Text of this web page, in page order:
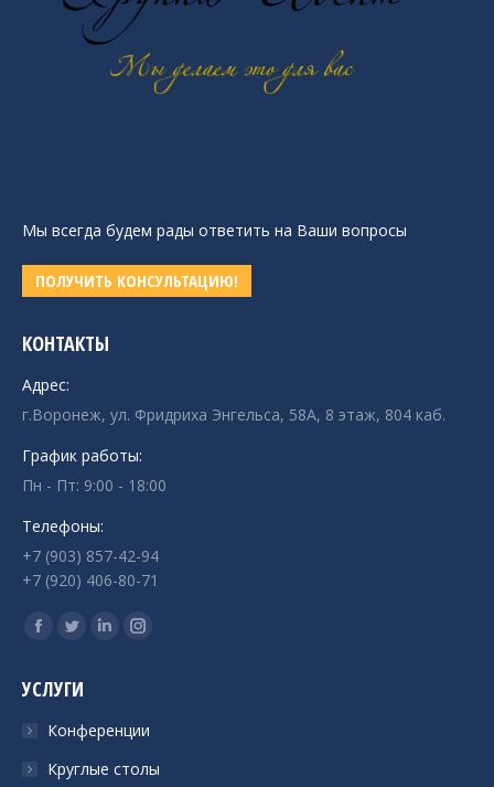
Мы всегда будем рады ответить на Ваши вопросы
ПОЛУЧИТЬ КОНСУЛЬТАЦИЮ!
КОНТАКТЫ
Адрес:
г.Воронеж, ул. Фридриха Энгельса, 58А, 8 этаж, 804 каб.
График работы:
Пн - Пт: 9:00 - 18:00
Телефоны:
+7 (903) 857-42-94
+7 (920) 406-80-71
Ищите нас:
Страница
открывается
окне
Страница
открывается
в
окне
Страница
в
окне
Страница
в
окне
УСЛУГИ
Конференции
Круглые столы